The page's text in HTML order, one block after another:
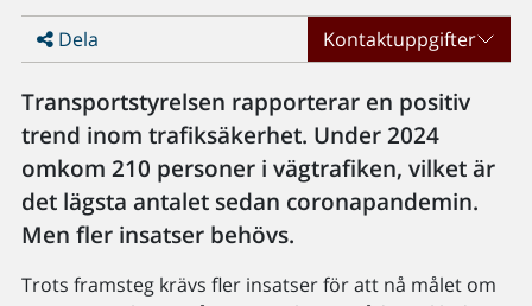
Dela Kontaktuppgifter
Transportstyrelsen rapporterar en positiv
trend inom trafiksäkerhet. Under 2024
omkom 210 personer i vägtrafiken, vilket är
det lägsta antalet sedan coronapandemin.
Men fler insatser behövs.
Trots framsteg krävs fler insatser för att nå målet om